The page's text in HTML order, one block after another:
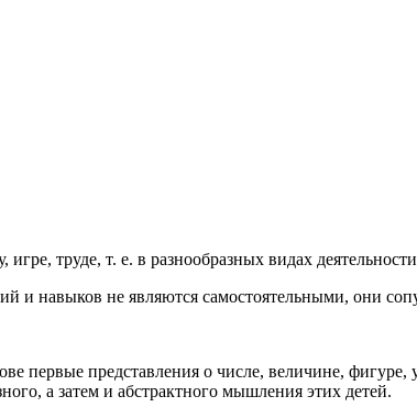
труде, т. е. в разнообразных видах
навыков не являются самостоятельными, они
первые представления о числе, величине, фигуре,
а затем и абстрактного мышления этих детей.